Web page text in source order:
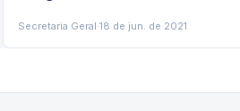
Secretaria Geral·18 de jun. de 2021